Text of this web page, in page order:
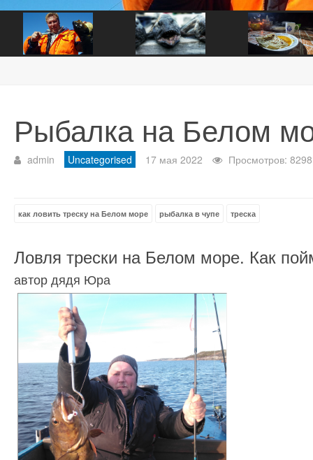
Рыбалка на Белом
admin Uncategorised 17 мая 2022 Просмотров: 8298
как ловить треску на Белом море рыбалка в чупе треска
Ловля трески на Белом море. Как
автор дядя Юра